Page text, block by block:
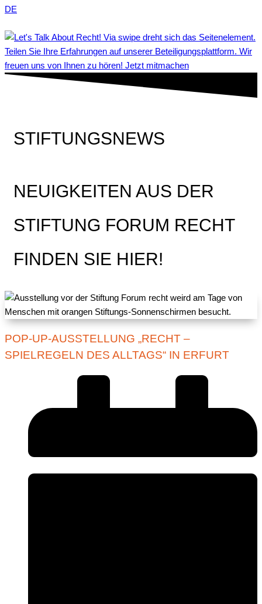
DE
Teilen Sie Ihre Erfahrungen auf unserer Beteiligungsplattform. Wir
freuen uns von Ihnen zu hören! Jetzt mitmachen
STIFTUNGSNEWS
NEUIGKEITEN AUS DER
STIFTUNG FORUM RECHT
FINDEN SIE HIER!
POP-UP-AUSSTELLUNG „RECHT –
SPIELREGELN DES ALLTAGS“ IN ERFURT